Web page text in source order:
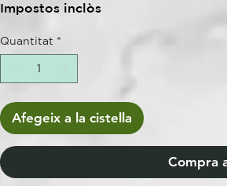
Impostos inclòs
Quantitat *
Afegeix a la cistella
Compra